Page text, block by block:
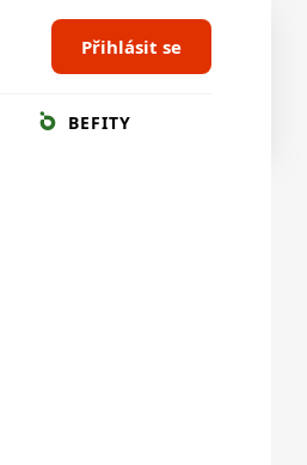
Přihlásit se
BEFITY